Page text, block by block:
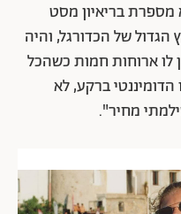
מספרת בריאיון מסט
של הכדורגל, והיה
לו ארוחות חמות כשהכל
הדומיננטי ברקע, לא
מחיר".